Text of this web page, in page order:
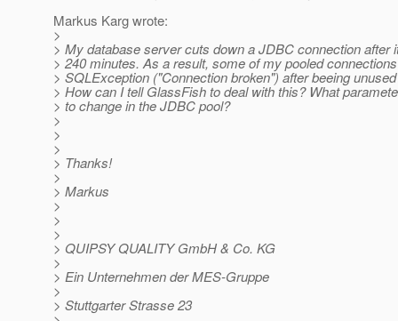
Markus Karg wrote:
>
> My database server cuts down a JDBC connection after
> 240 minutes. As a result, some of my pooled
> SQLException ("Connection broken") after beeing
> How can I tell GlassFish to deal with this? What
> to change in the JDBC pool?
>
>
>
> Thanks!
>
> Markus
>
>
>
> QUIPSY QUALITY GmbH & Co. KG
>
> Ein Unternehmen der MES-Gruppe
>
> Stuttgarter Strasse 23